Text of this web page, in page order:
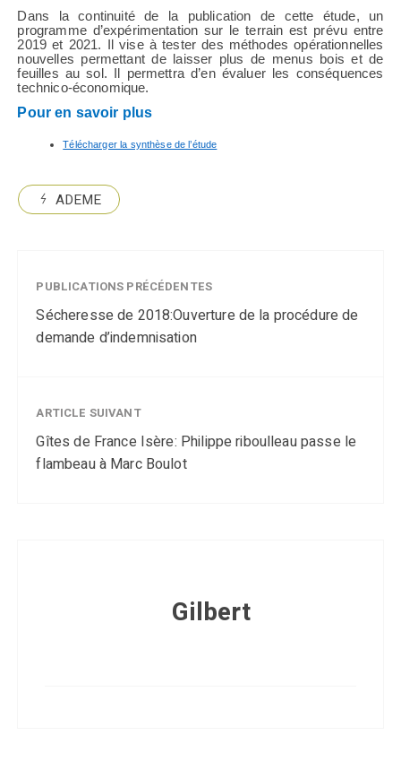
Dans la continuité de la publication de cette étude, un
programme d’expérimentation sur le terrain est prévu entre
2019 et 2021. Il vise à tester des méthodes opérationnelles
nouvelles permettant de laisser plus de menus bois et de
feuilles au sol. Il permettra d’en évaluer les conséquences
technico-économique.
Pour en savoir plus
Télécharger la synthèse de l’étude
ADEME
PUBLICATIONS PRÉCÉDENTES
Sécheresse de 2018:Ouverture de la procédure de
demande d’indemnisation
ARTICLE SUIVANT
Gîtes de France Isère: Philippe riboulleau passe le
flambeau à Marc Boulot
Gilbert